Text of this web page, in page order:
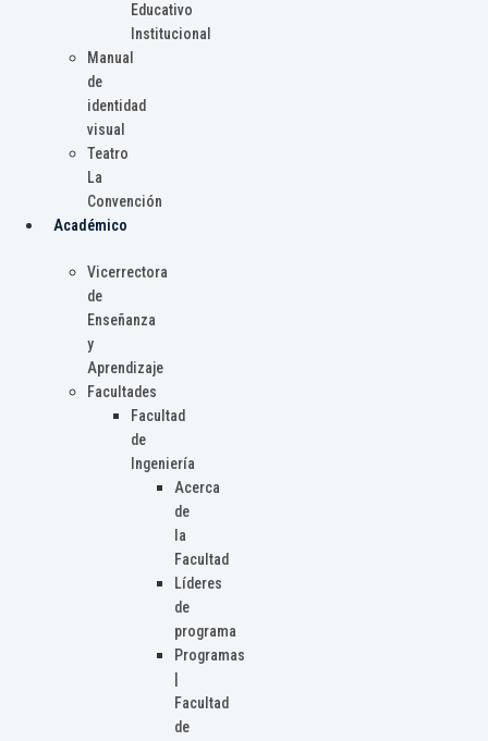
Educativo
Institucional
Manual
de
identidad
visual
Teatro
La
Convención
Académico
Vicerrectora
de
Enseñanza
y
Aprendizaje
Facultades
Facultad
de
Ingeniería
Acerca
de
la
Facultad
Líderes
de
programa
Programas
Facultad
de